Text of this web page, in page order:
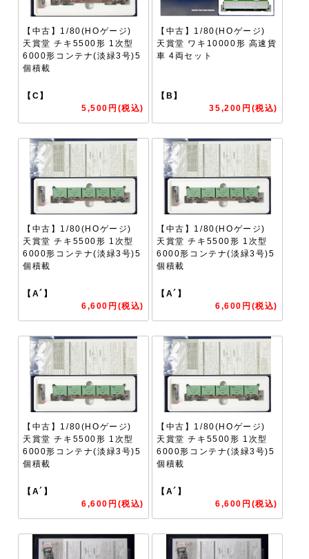
【中古】1/80(HOゲージ)
天賞堂 チキ5500形 1次型
6000形コンテナ(淡緑3号)5
個積載
【C】
5,500円(税込)
【中古】1/80(HOゲージ)
天賞堂 ワキ10000形 高速貨
車 4両セット
【B】
35,200円(税込)
【中古】1/80(HOゲージ)
天賞堂 チキ5500形 1次型
6000形コンテナ(淡緑3号)5
個積載
【A´】
6,600円(税込)
【中古】1/80(HOゲージ)
天賞堂 チキ5500形 1次型
6000形コンテナ(淡緑3号)5
個積載
【A´】
6,600円(税込)
【中古】1/80(HOゲージ)
天賞堂 チキ5500形 1次型
6000形コンテナ(淡緑3号)5
個積載
【A´】
6,600円(税込)
【中古】1/80(HOゲージ)
天賞堂 チキ5500形 1次型
6000形コンテナ(淡緑3号)5
個積載
【A´】
6,600円(税込)